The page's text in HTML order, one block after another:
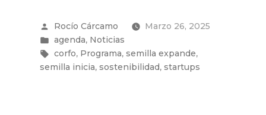
abren
convocatoria
para
IV
Publicado
por
Rocío Cárcamo Marzo 26, 2025
Publicado
en
agenda, Noticias
Etiquetas:
corfo, Programa, semilla expande,
semilla inicia, sostenibilidad, startups